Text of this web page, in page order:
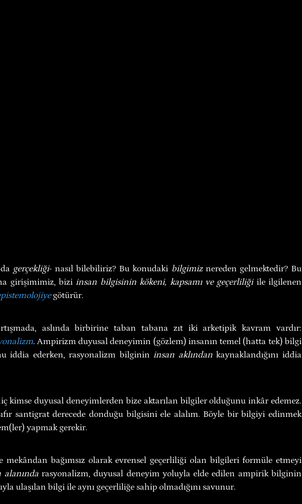
gerçekliği- nasıl bilebiliriz? Bu konudaki bilgimiz nereden gelmektedir? Bu
girişimimiz, bizi insan bilgisinin kökeni, kapsamı ve geçerliliği ile ilgilenen
götürür.
. Ampirizm duyusal deneyimin (gözlem) insanın temel (hatta tek) bilgi
iddia ederken, rasyonalizm bilginin insan aklından kaynaklandığını iddia
kimse duyusal deneyimlerden bize aktarılan bilgiler olduğunu inkâr edemez.
santigrat derecede donduğu bilgisini ele alalım. Böyle bir bilgiyi edinmek
yapmak gerekir.
mekândan bağımsız olarak evrensel geçerliliği olan bilgileri formüle etmeyi
ulaşılan bilgi ile aynı geçerliliğe sahip olmadığını savunur.